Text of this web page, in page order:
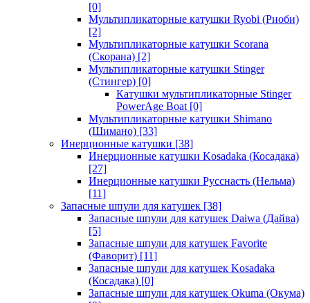
[0]
Мультипликаторные катушки Ryobi (Риоби)
[2]
Мультипликаторные катушки Scorana
(Скорана) [2]
Мультипликаторные катушки Stinger
(Стингер) [0]
Катушки мультипликаторные Stinger
PowerAge Boat [0]
Мультипликаторные катушки Shimano
(Шимано) [33]
Инерционные катушки [38]
Инерционные катушки Kosadaka (Косадака)
[27]
Инерционные катушки Русснасть (Нельма)
[11]
Запасные шпули для катушек [38]
Запасные шпули для катушек Daiwa (Дайва)
[5]
Запасные шпули для катушек Favorite
(Фаворит) [11]
Запасные шпули для катушек Kosadaka
(Косадака) [0]
Запасные шпули для катушек Okuma (Окума)